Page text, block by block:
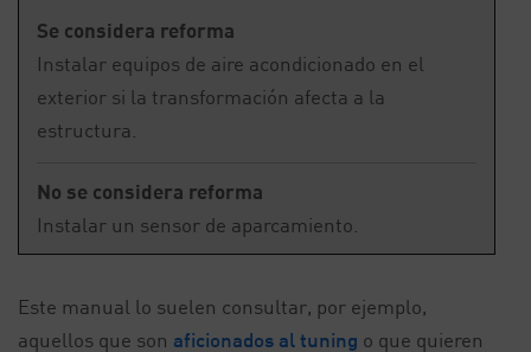
Se considera reforma
Instalar equipos de aire acondicionado en el
exterior si la transformación afecta a la
estructura.
No se considera reforma
Instalar un sensor de aparcamiento.
Este manual lo suelen consultar, por ejemplo,
aquellos que son aficionados al tuning o que quieren